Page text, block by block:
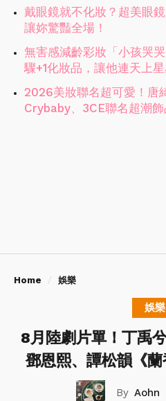
戴眼鏡就不化妝？超美眼
讓妳驚豔全場！
無害感減齡彩妝「小孩哭
驟+1化妝品，讓他連天上星
2026美妝聯名超可愛！唐
Crybaby、3CE聯名超潮飾
Home 娛樂
娛樂
8月陸劇片單！丁禹
鄧恩熙、譚松韻《
Aohn